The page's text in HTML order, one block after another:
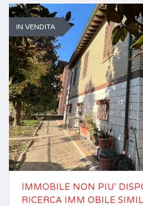
IN VENDITA
IMMOBILE NON PIU’
RICERCA IMM OBILE